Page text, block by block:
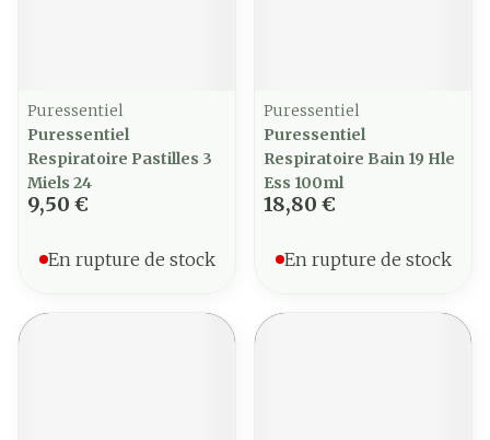
Puressentiel
Puressentiel
Respiratoire Pastilles 3
Miels 24
9,50 €
En rupture de stock
Puressentiel
Puressentiel
Respiratoire Bain 19 Hle
Ess 100ml
18,80 €
En rupture de stock